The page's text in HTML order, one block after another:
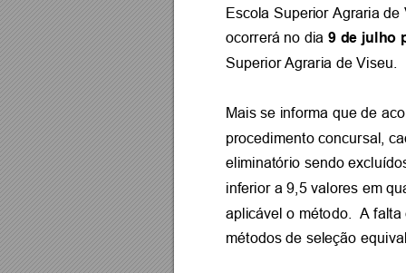
Escola Superior Agraria de
ocorrerá no dia 9 de julho
Superior Agraria de Viseu.
Mais se informa que de
procedimento concursal,
eliminatório sendo excl
inferior a 9,5 valores em
aplicável o método.  A falta
métodos de seleção equi